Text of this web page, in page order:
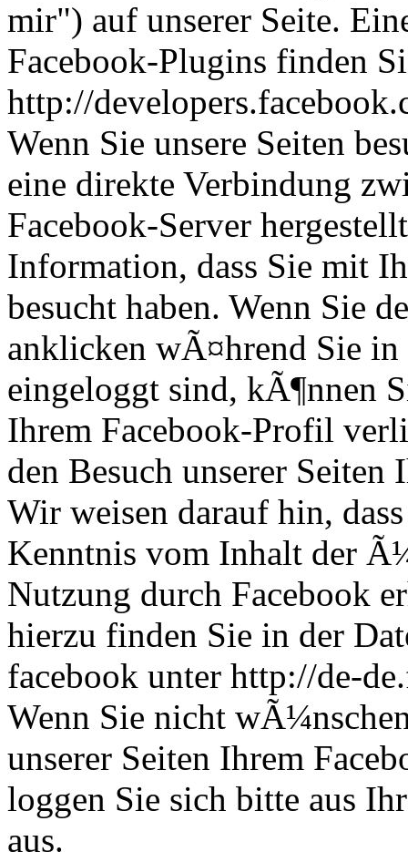
mir") auf unserer Seite.
Facebook-Plugins finden
http://
Wenn Sie unsere Seiten
eine direkte Verbindung
Facebook-Server
Information, dass Sie mit
besucht haben. Wenn Sie
anklicken wÃ¤hrend Sie
eingeloggt sind, kÃ¶nnen
Ihrem Facebook-Profil
den Besuch unserer
Wir weisen darauf hin,
Kenntnis vom Inhalt der
Nutzung durch Facebook
hierzu finden Sie in der
facebook unter http://de-
Wenn Sie nicht
unserer Seiten Ihrem
loggen Sie sich bitte aus
aus.